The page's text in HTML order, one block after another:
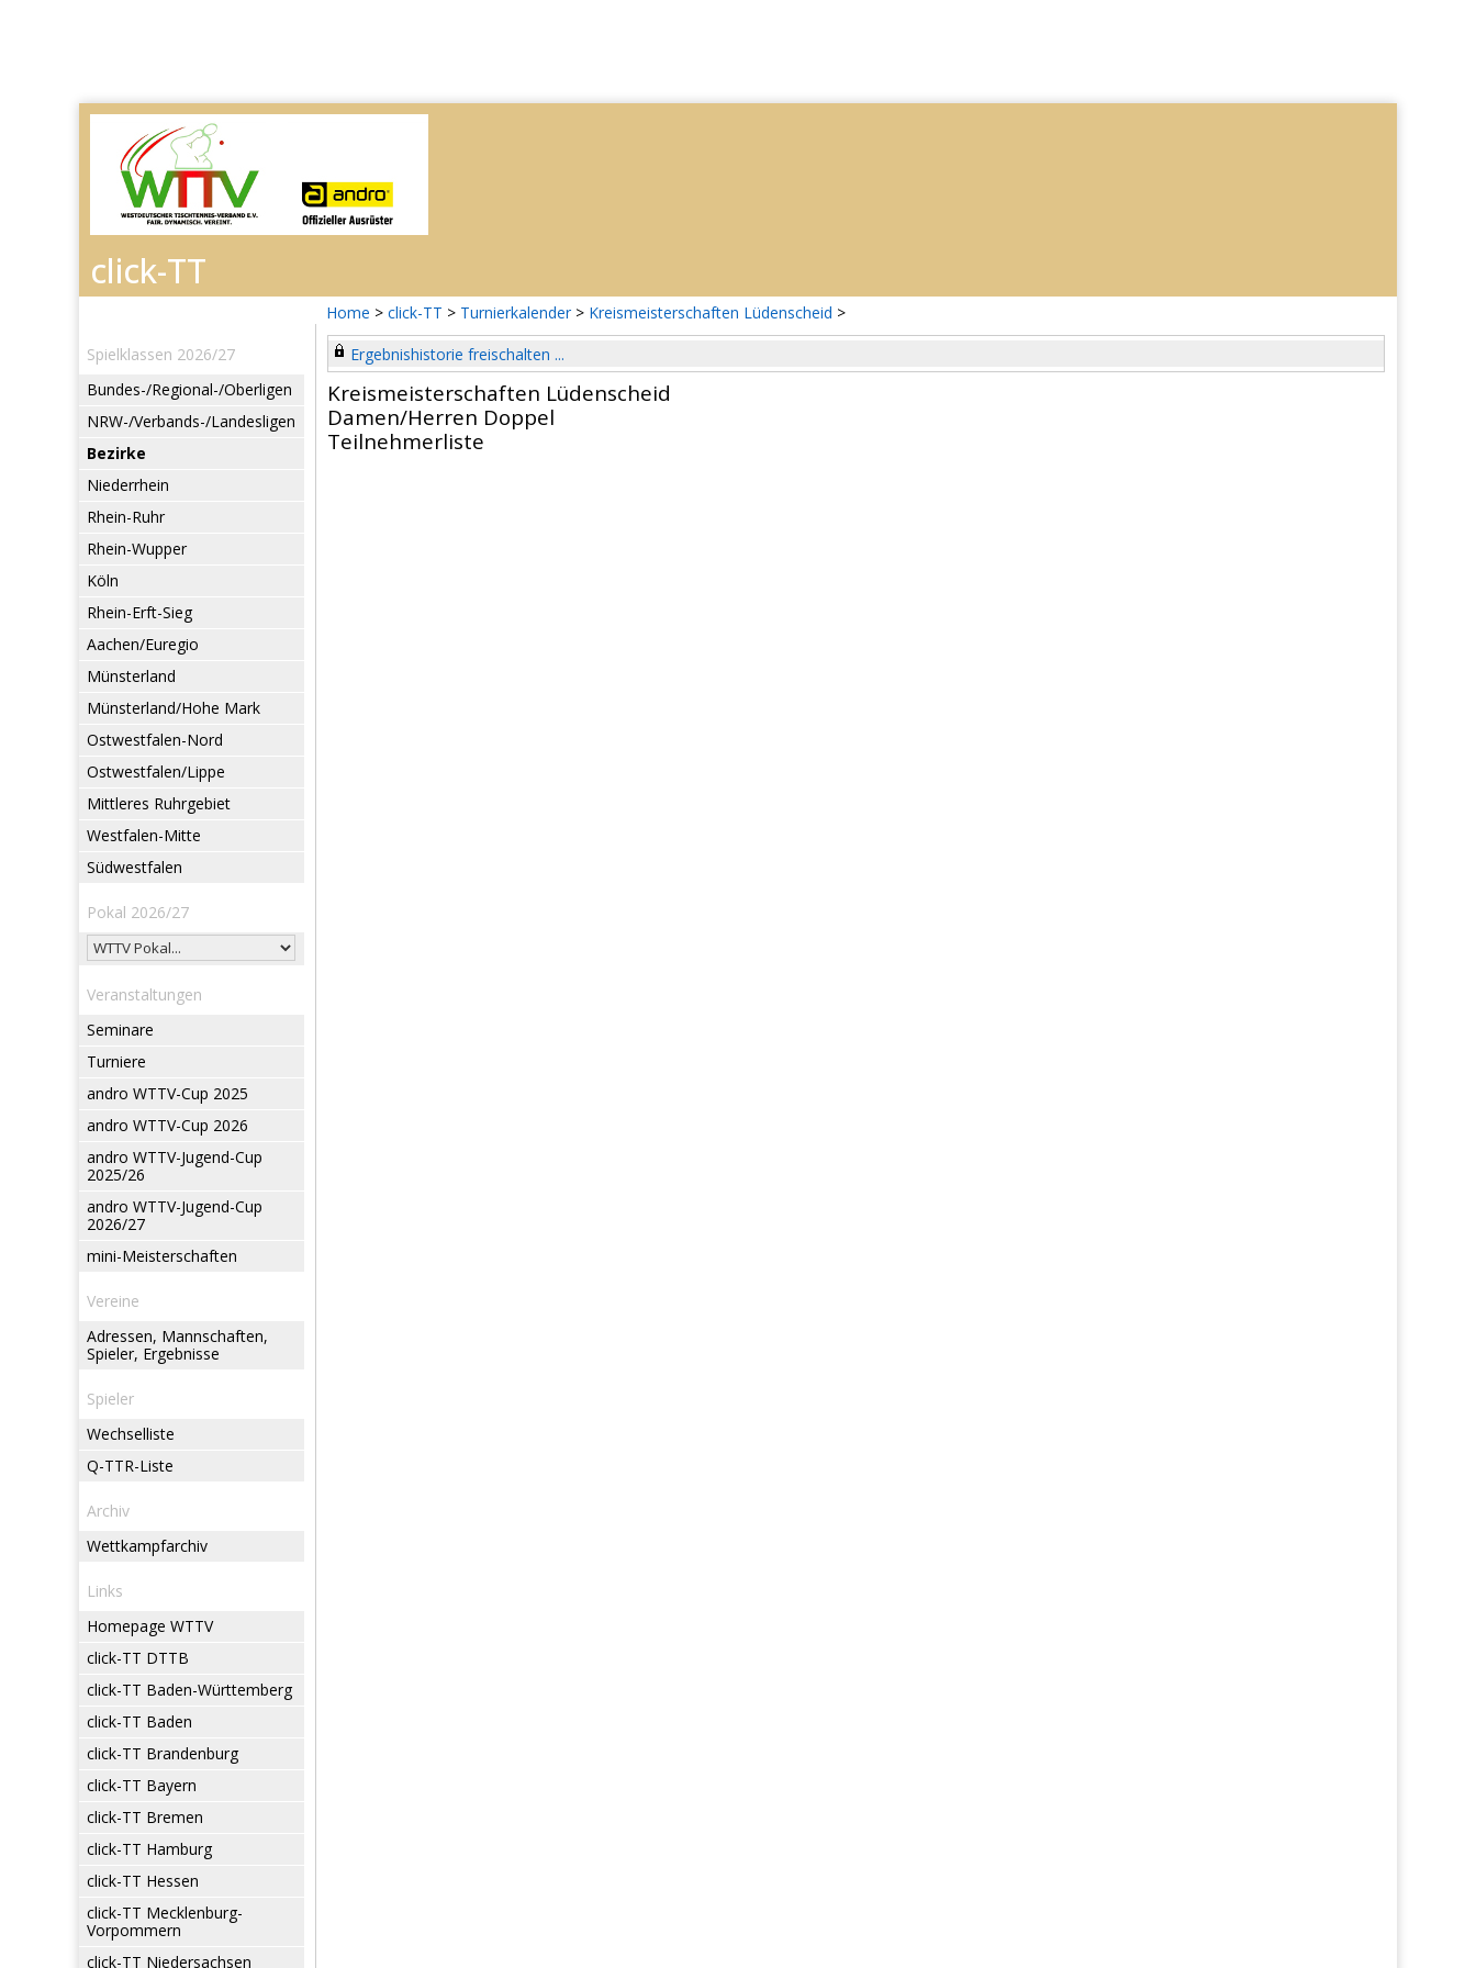
Home > click-TT > Turnierkalender > Kreismeisterschaften Lüdenscheid >
Spielklassen 2026/27
Bundes-/Regional-/Oberligen
NRW-/Verbands-/Landesligen
Bezirke
Niederrhein
Rhein-Ruhr
Rhein-Wupper
Köln
Rhein-Erft-Sieg
Aachen/Euregio
Münsterland
Münsterland/Hohe Mark
Ostwestfalen-Nord
Ostwestfalen/Lippe
Mittleres Ruhrgebiet
Westfalen-Mitte
Südwestfalen
Pokal 2026/27
Veranstaltungen
Seminare
Turniere
andro WTTV-Cup 2025
andro WTTV-Cup 2026
andro WTTV-Jugend-Cup
2025/26
andro WTTV-Jugend-Cup
2026/27
mini-Meisterschaften
Vereine
Adressen, Mannschaften,
Spieler, Ergebnisse
Spieler
Wechselliste
Q-TTR-Liste
Archiv
Wettkampfarchiv
Links
Homepage WTTV
click-TT DTTB
click-TT Baden-Württemberg
click-TT Baden
click-TT Brandenburg
click-TT Bayern
click-TT Bremen
click-TT Hamburg
click-TT Hessen
click-TT Mecklenburg-
Vorpommern
click-TT Niedersachsen
Ergebnishistorie freischalten ...
Kreismeisterschaften Lüdenscheid
Damen/Herren Doppel
Teilnehmerliste